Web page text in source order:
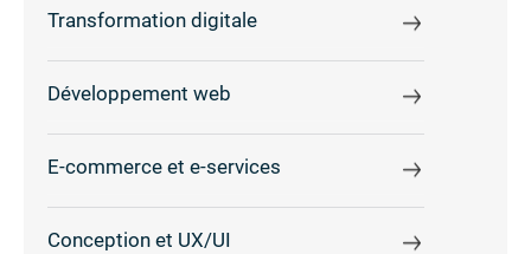
Transformation digitale
Développement web
E-commerce et e-services
Conception et UX/UI